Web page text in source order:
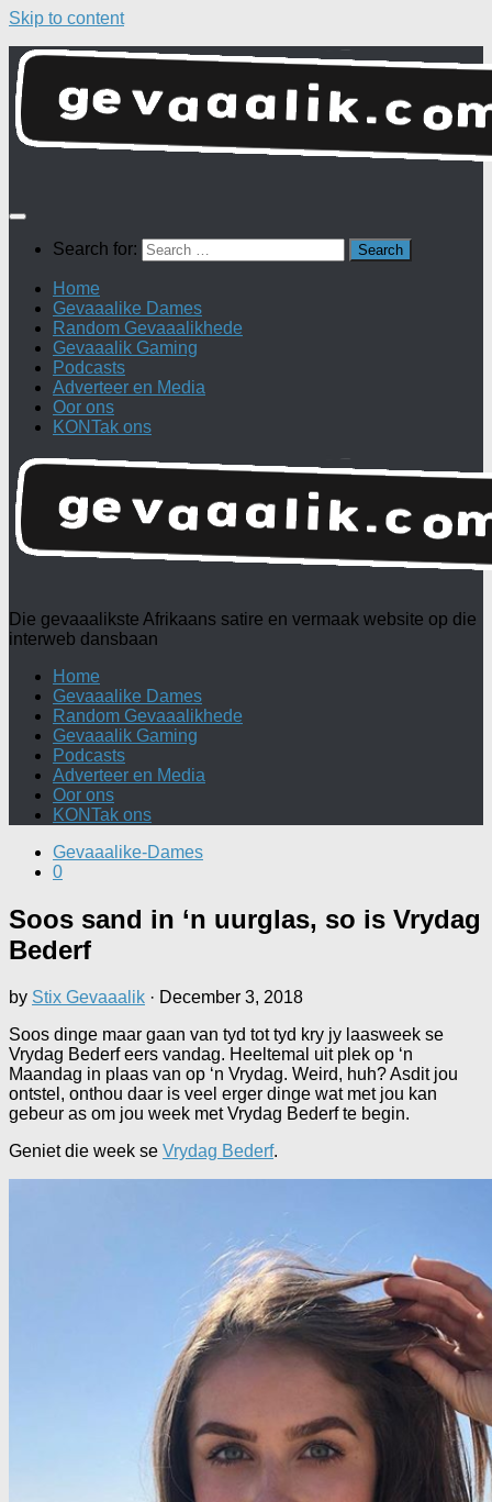
Skip to content
Search for:
Home
Gevaaalike Dames
Random Gevaaalikhede
Gevaaalik Gaming
Podcasts
Adverteer en Media
Oor ons
KONTak ons
Die gevaaalikste Afrikaans satire en vermaak website op die
interweb dansbaan
Home
Gevaaalike Dames
Random Gevaaalikhede
Gevaaalik Gaming
Podcasts
Adverteer en Media
Oor ons
KONTak ons
Gevaaalike-Dames
0
Soos sand in ‘n uurglas, so is Vrydag
Bederf
by Stix Gevaaalik · December 3, 2018
Soos dinge maar gaan van tyd tot tyd kry jy laasweek se
Vrydag Bederf eers vandag. Heeltemal uit plek op ‘n
Maandag in plaas van op ‘n Vrydag. Weird, huh? Asdit jou
ontstel, onthou daar is veel erger dinge wat met jou kan
gebeur as om jou week met Vrydag Bederf te begin.
Geniet die week se Vrydag Bederf.